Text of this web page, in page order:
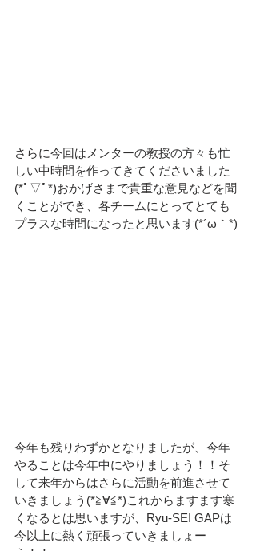
さらに今回はメンターの教授の方々も忙
しい中時間を作ってきてくださいました
(*ﾟ▽ﾟ*)おかげさまで貴重な意見などを聞
くことができ、各チームにとってとても
プラスな時間になったと思います(*´ω｀*)
今年も残りわずかとなりましたが、今年
やることは今年中にやりましょう！！そ
して来年からはさらに活動を前進させて
いきましょう(*≧∀≦*)これからますます寒
くなるとは思いますが、Ryu-SEI GAPは
今以上に熱く頑張っていきましょー